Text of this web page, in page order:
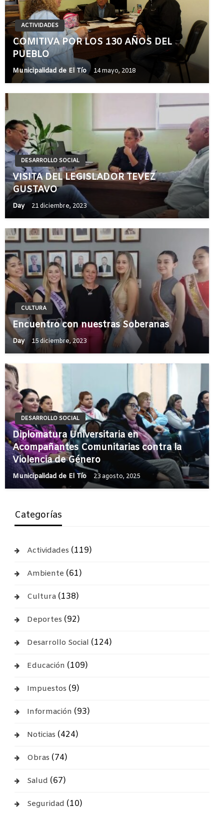
ACTIVIDADES
COMITIVA POR LOS 130 AÑOS DEL
PUEBLO
Municipalidad de El Tío 14 mayo, 2018
DESARROLLO SOCIAL
VISITA DEL LEGISLADOR TEVEZ
GUSTAVO
Day 21 diciembre, 2023
CULTURA
Encuentro con nuestras Soberanas
Day 15 diciembre, 2023
DESARROLLO SOCIAL
Diplomatura Universitaria en
Acompañantes Comunitarias contra la
Violencia de Género
Municipalidad de El Tío 23 agosto, 2025
Categorías
Actividades (119)
Ambiente (61)
Cultura(138)
Deportes (92)
Desarrollo Social (124)
Educación (109)
Impuestos (9)
Información (93)
Noticias (424)
Obras (74)
Salud (67)
Seguridad (10)